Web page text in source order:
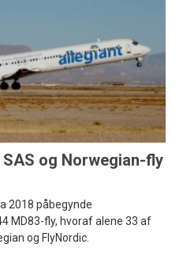
og Norwegian-fly
2018 påbegynde
MD83-fly, hvoraf alene 33 af
og FlyNordic.